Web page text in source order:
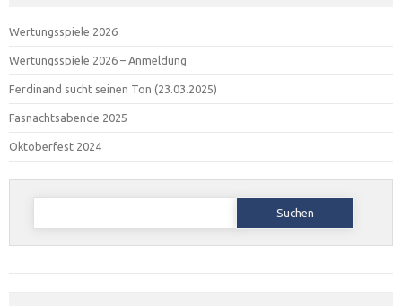
Wertungsspiele 2026
Wertungsspiele 2026 – Anmeldung
Ferdinand sucht seinen Ton (23.03.2025)
Fasnachtsabende 2025
Oktoberfest 2024
Suchen